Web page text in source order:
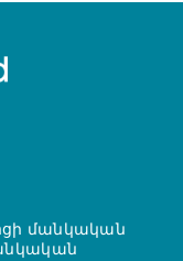
մանկական